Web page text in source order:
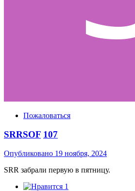
Пожаловаться
SRRSOF 107
Опубликовано 19 ноября, 2024
SRR забрали первую в пятницу.
1